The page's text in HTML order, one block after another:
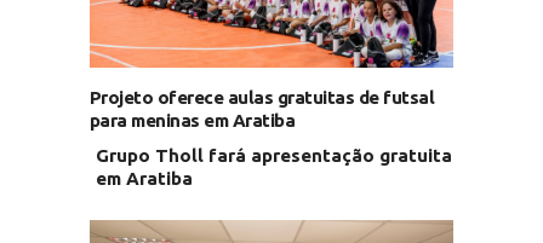
Projeto oferece aulas gratuitas de futsal
para meninas em Aratiba
Grupo Tholl fará apresentação gratuita
em Aratiba